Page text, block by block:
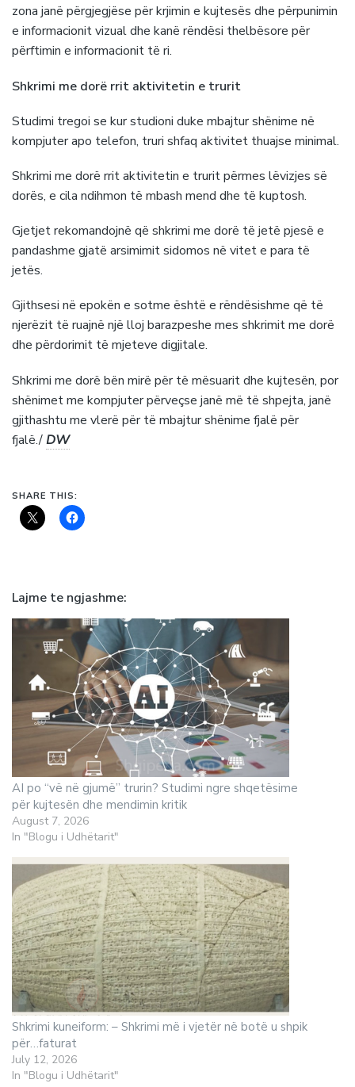
zona janë përgjegjëse për krjimin e kujtesës dhe përpunimin
e informacionit vizual dhe kanë rëndësi thelbësore për
përftimin e informacionit të ri.
Shkrimi me dorë rrit aktivitetin e trurit
Studimi tregoi se kur studioni duke mbajtur shënime në
kompjuter apo telefon, truri shfaq aktivitet thuajse minimal.
Shkrimi me dorë rrit aktivitetin e trurit përmes lëvizjes së
dorës, e cila ndihmon të mbash mend dhe të kuptosh.
Gjetjet rekomandojnë që shkrimi me dorë të jetë pjesë e
pandashme gjatë arsimimit sidomos në vitet e para të
jetës.
Gjithsesi në epokën e sotme është e rëndësishme që të
njerëzit të ruajnë një lloj barazpeshe mes shkrimit me dorë
dhe përdorimit të mjeteve digjitale.
Shkrimi me dorë bën mirë për të mësuarit dhe kujtesën, por
shënimet me kompjuter përveçse janë më të shpejta, janë
gjithashtu me vlerë për të mbajtur shënime fjalë për
fjalë./DW
SHARE THIS:
Lajme te ngjashme
AI po “vë në gjumë” trurin? Studimi ngre shqetësime
për kujtesën dhe mendimin kritik
August 7, 2026
In "Blogu i Udhëtarit"
Shkrimi kuneiform: – Shkrimi më i vjetër në botë u shpik
për…faturat
July 12, 2026
In "Blogu i Udhëtarit"